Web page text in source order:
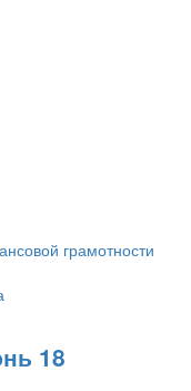
грамотности
18